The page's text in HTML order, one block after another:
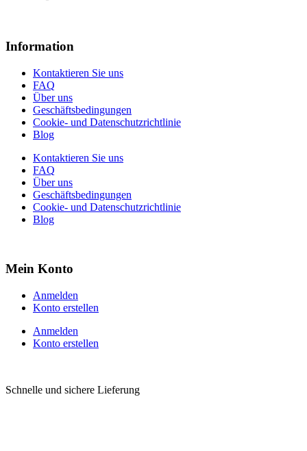
Information
Kontaktieren Sie uns
FAQ
Über uns
Geschäftsbedingungen
Cookie- und Datenschutzrichtlinie
Blog
Kontaktieren Sie uns
FAQ
Über uns
Geschäftsbedingungen
Cookie- und Datenschutzrichtlinie
Blog
Mein Konto
Anmelden
Konto erstellen
Anmelden
Konto erstellen
Schnelle und sichere Lieferung